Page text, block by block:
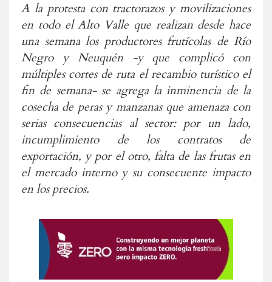
A la protesta con tractorazos y movilizaciones
en todo el Alto Valle que realizan desde hace
una semana los productores frutícolas de Río
Negro y Neuquén -y que complicó con
múltiples cortes de ruta el recambio turístico el
fin de semana- se agrega la inminencia de la
cosecha de peras y manzanas que amenaza con
serias consecuencias al sector: por un lado,
incumplimiento de los contratos de
exportación, y por el otro, falta de las frutas en
el mercado interno y su consecuente impacto
en los precios.